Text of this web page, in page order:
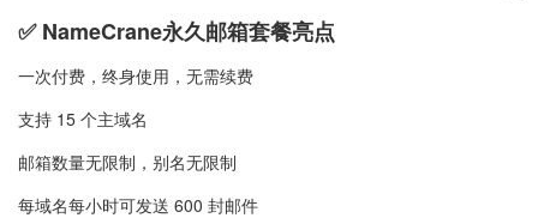
✅ NameCrane永久邮箱套餐亮点
一次付费，终身使用，无需续费
支持 15 个主域名
邮箱数量无限制，别名无限制
每域名每小时可发送 600 封邮件